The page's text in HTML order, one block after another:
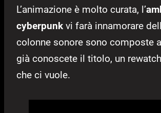
L’animazione è molto curata, l’
cyberpunk vi farà innamorare
colonne sonore sono composte
già conoscete il titolo, un
che ci vuole.